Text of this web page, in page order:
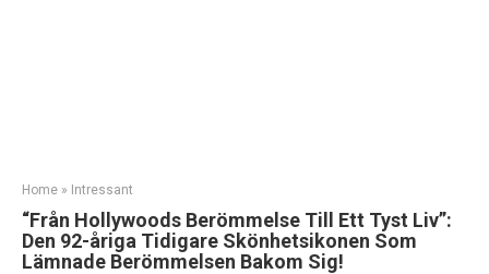
Home » Intressant
“Från Hollywoods Berömmelse Till Ett Tyst Liv”:
Den 92-åriga Tidigare Skönhetsikonen Som
Lämnade Berömmelsen Bakom Sig!